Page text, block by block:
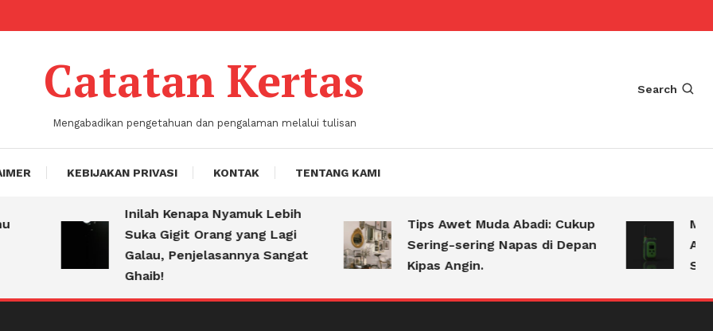
Catatan Kertas
Mengabadikan pengetahuan dan pengalaman melalui tulisan
Search
KEBIJAKAN PRIVASI KONTAK TENTANG KAMI
Inilah Kenapa Nyamuk Lebih
Suka Gigit Orang yang Lagi
Galau, Penjelasannya Sangat
Tips Awet Muda Abadi: Cukup
Sering-sering Napas di Depan
Kipas Angin.
Alasan
Selalu